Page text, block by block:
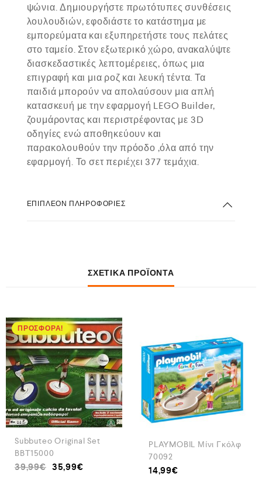
ψώνια. Δημιουργήστε πρωτότυπες συνθέσεις
λουλουδιών, εφοδιάστε το κατάστημα με
εμπορεύματα και εξυπηρετήστε τους πελάτες
στο ταμείο. Στον εξωτερικό χώρο, ανακαλύψτε
διασκεδαστικές λεπτομέρειες, όπως μια
επιγραφή και μια ροζ και λευκή τέντα. Τα
παιδιά μπορούν να απολαύσουν μια απλή
κατασκευή με την εφαρμογή LEGO Builder,
ζουμάροντας και περιστρέφοντας με 3D
οδηγίες ενώ αποθηκεύουν και
παρακολουθούν την πρόοδο ,όλα από την
εφαρμογή. Το σετ περιέχει 377 τεμάχια.
ΕΠΙΠΛΈΟΝ ΠΛΗΡΟΦΟΡΊΕΣ
ΣΧΕΤΙΚΆ ΠΡΟΪΌΝΤΑ
ΠΡΟΣΦΟΡΆ!
Subbuteo Original Set
BBT15000
39,99€ 35,99€
PLAYMOBIL Μίνι Γκόλφ
70092
14,99€